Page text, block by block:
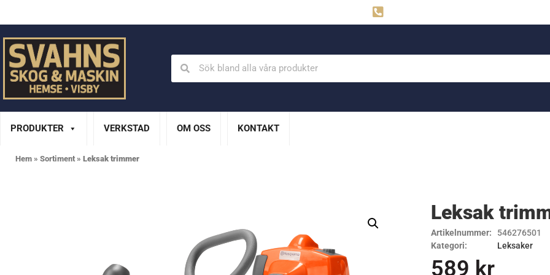
PRODUKTER VERKSTAD OM OSS KONTAKT
Hem » Sortiment » Leksak trimmer
Leksak
Artikelnummer:
546276501
Kategori:
Leksaker
589 kr